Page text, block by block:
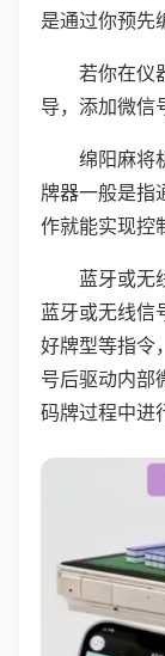
是通过你预先
若你在仪
导，添加微信
绵阳麻将
牌器一般是指
作就能实现控
蓝牙或无
蓝牙或无线信
好牌型等指令
号后驱动内部
码牌过程中进